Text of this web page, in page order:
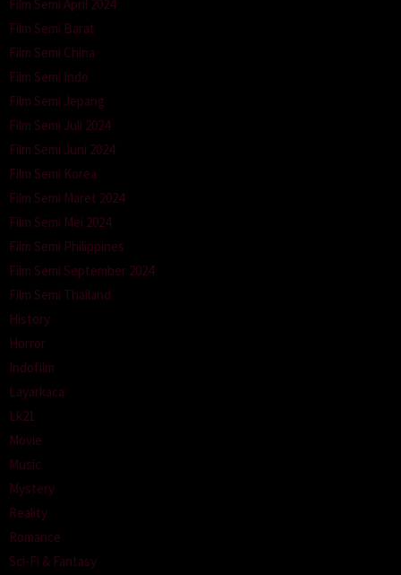
Film Semi April 2024
Film Semi Barat
Film Semi China
Film Semi Indo
Film Semi Jepang
Film Semi Juli 2024
Film Semi Juni 2024
Film Semi Korea
Film Semi Maret 2024
Film Semi Mei 2024
Film Semi Philippines
Film Semi September 2024
Film Semi Thailand
History
Horror
Indofilm
Layarkaca
Lk21
Movie
Music
Mystery
Reality
Romance
Sci-Fi & Fantasy